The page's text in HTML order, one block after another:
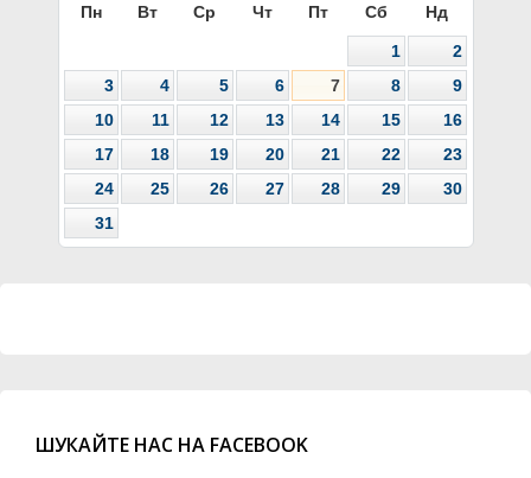
Пн Вт Ср Чт Пт Сб Нд
1
2
3
4 5 6 7 8
9
10
11 12 13 14 15
16
17
18 19 20 21 22
23
24
25 26 27 28 29
30
31
ШУКАЙТЕ НАС НА FACEBOOK